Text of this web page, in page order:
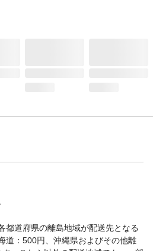
都道府県の離島地域が配送先となる
道：500円、沖縄県およびその他離